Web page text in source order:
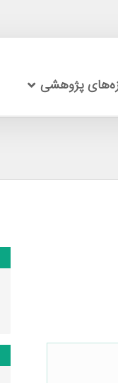
پژوهشی